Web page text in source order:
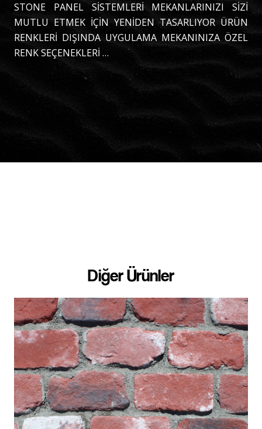
STONE PANEL SİSTEMLERİ MEKANLARINIZI SİZİ
MUTLU ETMEK İÇİN YENİDEN TASARLIYOR ÜRÜN
RENKLERİ DIŞINDA UYGULAMA MEKANINIZA ÖZEL
RENK SEÇENEKLERİ …
Diğer Ürünler